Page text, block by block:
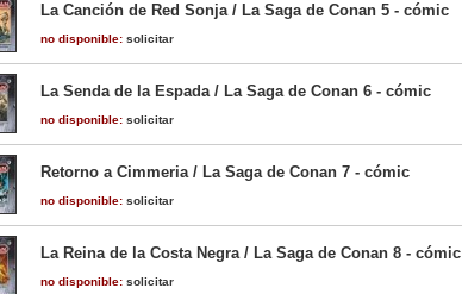
La Canción de Red Sonja / La Saga de Conan 5 - cómic
no disponible: solicitar
La Senda de la Espada / La Saga de Conan 6 - cómic
no disponible: solicitar
Retorno a Cimmeria / La Saga de Conan 7 - cómic
no disponible: solicitar
La Reina de la Costa Negra / La Saga de Conan 8 - cómic
no disponible: solicitar